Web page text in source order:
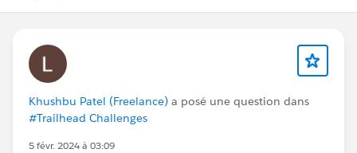
Khushbu Patel (Freelance) a posé une question dans
#Trailhead Challenges
5 févr. 2024 à 03:09